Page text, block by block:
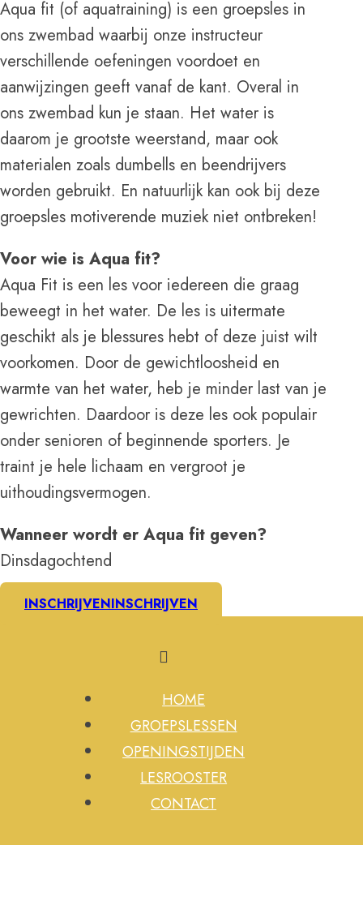
Aqua fit (of aquatraining) is een groepsles in
ons zwembad waarbij onze instructeur
verschillende oefeningen voordoet en
aanwijzingen geeft vanaf de kant. Overal in
ons zwembad kun je staan. Het water is
daarom je grootste weerstand, maar ook
materialen zoals dumbells en beendrijvers
worden gebruikt. En natuurlijk kan ook bij deze
groepsles motiverende muziek niet ontbreken!
Voor wie is Aqua fit?
Aqua Fit is een les voor iedereen die graag
beweegt in het water. De les is uitermate
geschikt als je blessures hebt of deze juist wilt
voorkomen. Door de gewichtloosheid en
warmte van het water, heb je minder last van je
gewrichten. Daardoor is deze les ook populair
onder senioren of beginnende sporters. Je
traint je hele lichaam en vergroot je
uithoudingsvermogen.
Wanneer wordt er Aqua fit geven?
Dinsdagochtend
INSCHRIJVENINSCHRIJVEN
HOME
GROEPSLESSEN
OPENINGSTIJDEN
LESROOSTER
CONTACT